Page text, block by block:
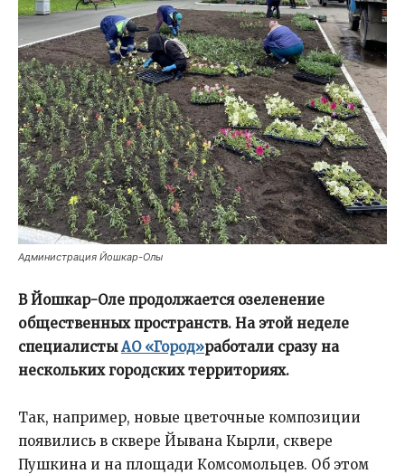
Администрация Йошкар-Олы
В Йошкар-Оле продолжается озеленение
общественных пространств. На этой неделе
специалистыАО «Город»работали сразу на
нескольких городских территориях.
Так, например, новые цветочные композиции
появились в сквере Йывана Кырли, сквере
Пушкина и на площади Комсомольцев. Об этом